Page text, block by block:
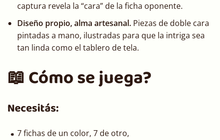
captura revela la “cara” de la ficha oponente.
Diseño propio, alma artesanal. Piezas de doble cara
pintadas a mano, ilustradas para que la intriga sea
tan linda como el tablero de tela.
📖 Cómo se juega?
Necesitás:
7 fichas de un color, 7 de otro,